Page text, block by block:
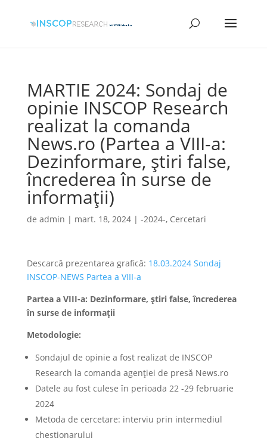
MARTIE 2024: Sondaj de
opinie INSCOP Research
realizat la comanda
News.ro (Partea a VIII-a:
Dezinformare, știri false,
încrederea în surse de
informații)
de admin | mart. 18, 2024| -2024-, Cercetari
Descarcă prezentarea grafică: 18.03.2024 Sondaj
INSCOP-NEWS Partea a VIII-a
Partea a VIII-a: Dezinformare, știri false, încrederea
în surse de informații
Metodologie:
Sondajul de opinie a fost realizat de INSCOP
Research la comanda agenției de presă News.ro
Datele au fost culese în perioada 22 -29 februarie
2024
Metoda de cercetare: interviu prin intermediul
chestionarului